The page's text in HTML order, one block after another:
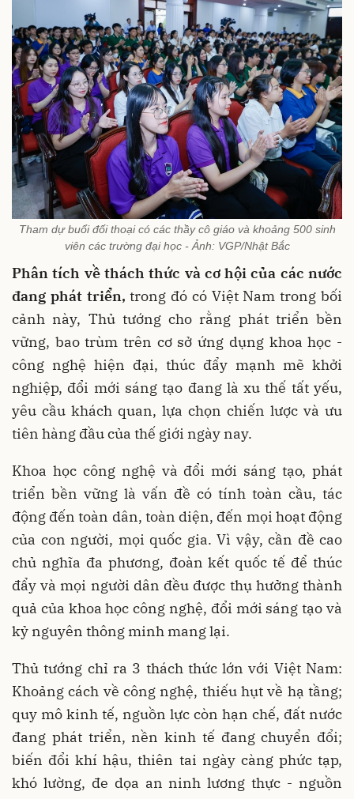
Tham dự buổi đối thoại có các thầy cô giáo và khoảng 500 sinh
viên các trường đại học - Ảnh: VGP/Nhật Bắc
Phân tích về thách thức và cơ hội của các nước
đang phát triển,trong đó có Việt Nam trong bối
cảnh này, Thủ tướng cho rằng phát triển bền
vững, bao trùm trên cơ sở ứng dụng khoa học -
công nghệ hiện đại, thúc đẩy mạnh mẽ khởi
nghiệp, đổi mới sáng tạo đang là xu thế tất yếu,
yêu cầu khách quan, lựa chọn chiến lược và ưu
tiên hàng đầu của thế giới ngày nay.
Khoa học công nghệ và đổi mới sáng tạo, phát
triển bền vững là vấn đề có tính toàn cầu, tác
động đến toàn dân, toàn diện, đến mọi hoạt động
của con người, mọi quốc gia. Vì vậy, cần đề cao
chủ nghĩa đa phương, đoàn kết quốc tế để thúc
đẩy và mọi người dân đều được thụ hưởng thành
quả của khoa học công nghệ, đổi mới sáng tạo và
kỷ nguyên thông minh mang lại.
Thủ tướng chỉ ra 3 thách thức lớn với Việt Nam:
Khoảng cách về công nghệ, thiếu hụt về hạ tầng;
quy mô kinh tế, nguồn lực còn hạn chế, đất nước
đang phát triển, nền kinh tế đang chuyển đổi;
biến đổi khí hậu, thiên tai ngày càng phức tạp,
khó lường, đe dọa an ninh lương thực - nguồn